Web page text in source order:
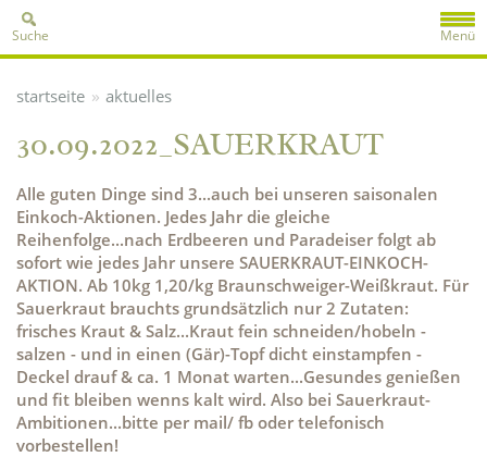
Menü
Suche
startseite » aktuelles
30.09.2022_SAUERKRAUT
Alle guten Dinge sind 3...auch bei unseren saisonalen
Einkoch-Aktionen. Jedes Jahr die gleiche
Reihenfolge...nach Erdbeeren und Paradeiser folgt ab
sofort wie jedes Jahr unsere SAUERKRAUT-EINKOCH-
AKTION. Ab 10kg 1,20/kg Braunschweiger-Weißkraut. Für
Sauerkraut brauchts grundsätzlich nur 2 Zutaten:
frisches Kraut & Salz...Kraut fein schneiden/hobeln -
salzen - und in einen (Gär)-Topf dicht einstampfen -
Deckel drauf & ca. 1 Monat warten...Gesundes genießen
und fit bleiben wenns kalt wird. Also bei Sauerkraut-
Ambitionen...bitte per mail/ fb oder telefonisch
vorbestellen!